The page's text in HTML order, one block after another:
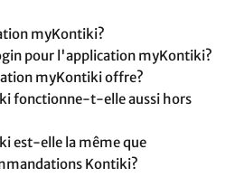
myKontiki?
pour l'application myKontiki?
myKontiki offre?
fonctionne-t-elle aussi hors
est-elle la même que
Kontiki?